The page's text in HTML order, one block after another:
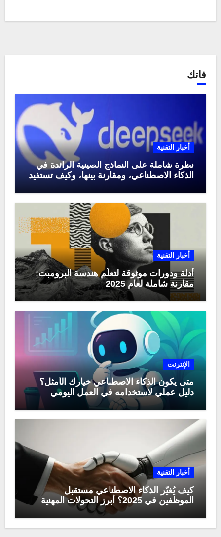
فاتك
أخبار التقنية
نظرة شاملة على النماذج الصينية الرائدة في
الذكاء الاصطناعي، ومقارنة بينها، وكيف تستفيد
أخبار التقنية
أدلة ودورات موثوقة لتعلّم هندسة البرومبت:
مقارنة شاملة لعام 2025
الإنترنت
متى يكون الذكاء الاصطناعي خيارك الأمثل؟
دليل عملي لاستخدامه في العمل اليومي
أخبار التقنية
كيف يُغيّر الذكاء الاصطناعي مستقبل
الموظفين في 2025؟ أبرز التحولات المهنية